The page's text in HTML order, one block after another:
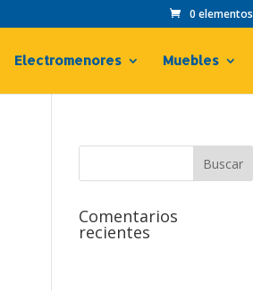
0 elementos
Electromenores Muebles
Comentarios
recientes